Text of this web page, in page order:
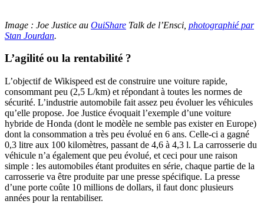
Image : Joe Justice au OuiShare Talk de l’Ensci, photographié par
Stan Jourdan.
L’agilité ou la rentabilité ?
L’objectif de Wikispeed est de construire une voiture rapide,
consommant peu (2,5 L/km) et répondant à toutes les normes de
sécurité. L’industrie automobile fait assez peu évoluer les véhicules
qu’elle propose. Joe Justice évoquait l’exemple d’une voiture
hybride de Honda (dont le modèle ne semble pas exister en Europe)
dont la consommation a très peu évolué en 6 ans. Celle-ci a gagné
0,3 litre aux 100 kilomètres, passant de 4,6 à 4,3 l. La carrosserie du
véhicule n’a également que peu évolué, et ceci pour une raison
simple : les automobiles étant produites en série, chaque partie de la
carrosserie va être produite par une presse spécifique. La presse
d’une porte coûte 10 millions de dollars, il faut donc plusieurs
années pour la rentabiliser.